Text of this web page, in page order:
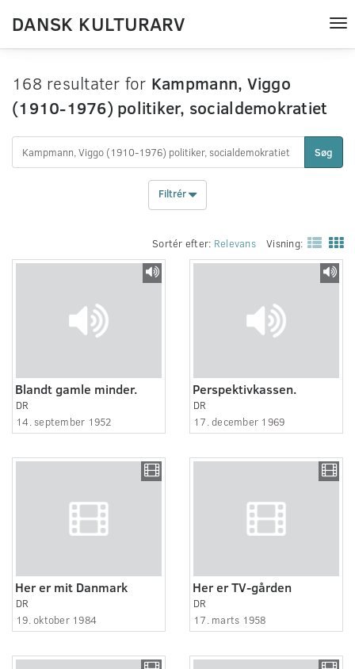
DANSK KULTURARV
168 resultater for Kampmann, Viggo
(1910-1976) politiker, socialdemokratiet
Søg
Filtrér
Sortér efter: Relevans Visning:
Blandt gamle minder.
DR
14. september 1952
Perspektivkassen.
DR
17. december 1969
Her er mit Danmark
DR
19. oktober 1984
Her er TV-gården
DR
17. marts 1958